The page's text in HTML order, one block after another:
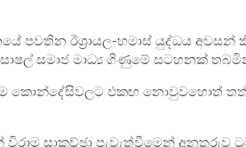
පවතින ඊශ්‍රායල-හමාස් යුද්ධය අවසන්
සමාජ මාධ්‍ය ගිණුමේ සටහනක්
කොන්දේසිවලට එකඟ නොවුවහොත්
සාකච්ඡා පැවැත්වීමෙන් අනතුරුව